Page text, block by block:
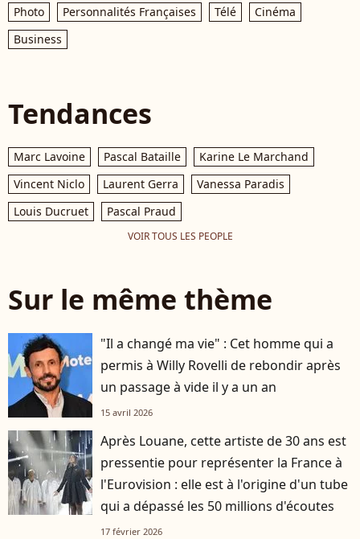
Photo Personnalités Françaises Télé
Cinéma
Business
Tendances
Marc Lavoine Pascal Bataille
Karine Le Marchand
Vincent Niclo
Laurent Gerra
Vanessa Paradis
Louis Ducruet
Pascal Praud
VOIR TOUS LES PEOPLE
Sur le même thème
"Il a changé ma vie" : Cet homme qui a
permis à Willy Rovelli de rebondir après
un passage à vide il y a un an
15 avril 2026
Après Louane, cette artiste de 30 ans est
pressentie pour représenter la France à
l'Eurovision : elle est à l'origine d'un tube
qui a dépassé les 50 millions d'écoutes
17 février 2026